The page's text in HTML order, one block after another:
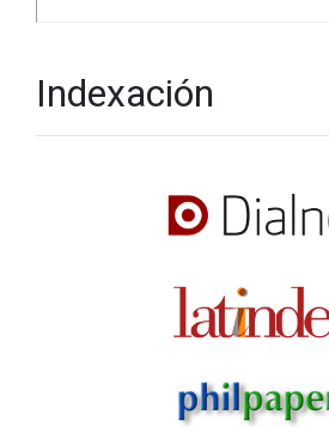
Indexación